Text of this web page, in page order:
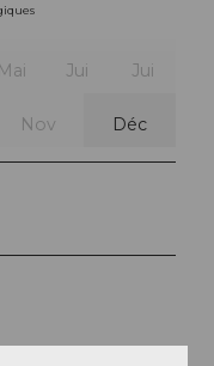
Mai Jui Jui
Nov Déc